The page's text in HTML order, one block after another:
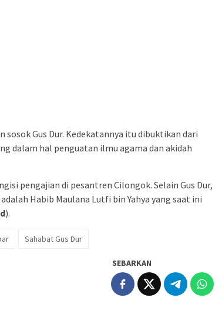
sosok Gus Dur. Kedekatannya itu dibuktikan dari
dalam hal penguatan ilmu agama dan akidah
pengajian di pesantren Cilongok. Selain Gus Dur,
Habib Maulana Lutfi bin Yahya yang saat ini
).
Sahabat Gus Dur
SEBARKAN